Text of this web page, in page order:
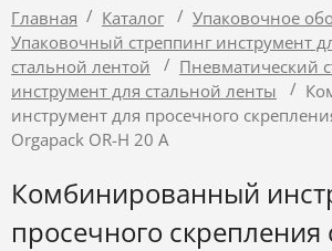
Главная / Каталог / Упаковочное
Упаковочный стреппинг инструмент
стальной лентой
/ Пневматический
инструмент для стальной ленты
/
инструмент для просечного
Orgapack OR-H 20 A
Комбинированный
просечного скрепления